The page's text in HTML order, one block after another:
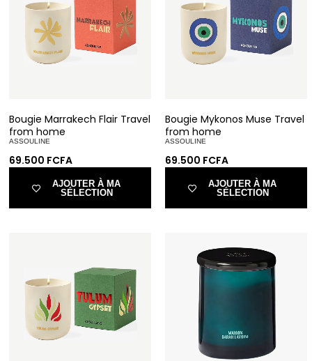
Bougie Marrakech Flair Travel
from home
ASSOULINE
69.500 FCFA
AJOUTER À MA
SÉLECTION
Bougie Mykonos Muse Travel
from home
ASSOULINE
69.500 FCFA
AJOUTER À MA
SÉLECTION